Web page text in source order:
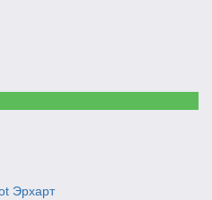
Эрхарт